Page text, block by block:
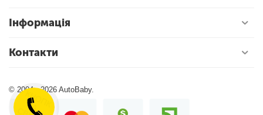
Інформація
Контакти
© 2004 - 2026 AutoBaby.